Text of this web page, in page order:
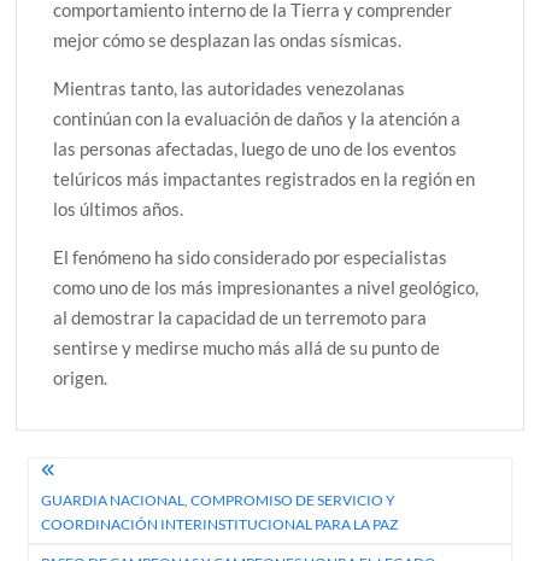
comportamiento interno de la Tierra y comprender
mejor cómo se desplazan las ondas sísmicas.
Mientras tanto, las autoridades venezolanas
continúan con la evaluación de daños y la atención a
las personas afectadas, luego de uno de los eventos
telúricos más impactantes registrados en la región en
los últimos años.
El fenómeno ha sido considerado por especialistas
como uno de los más impresionantes a nivel geológico,
al demostrar la capacidad de un terremoto para
sentirse y medirse mucho más allá de su punto de
origen.
Navegación
de
GUARDIA NACIONAL, COMPROMISO DE SERVICIO Y
COORDINACIÓN INTERINSTITUCIONAL PARA LA PAZ